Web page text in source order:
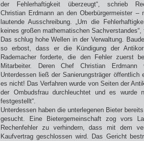
der Fehlerhaftigkeit überzeugt“, schrieb
Christian Erdmann an den Oberbürgermeister –
lautende Ausschreibung. „Um die
keines großen mathematischen
Das schlug hohe Wellen in der Verwaltung.
so erbost, dass er die Kündigung der
Rademacher forderte, die den Fehler zuerst
Mitarbeiter. Deren Chef Christian Erdmann
Unterdessen ließ der Sanierungsträger öffentlich
es nicht! Das Verfahren wurde von Seiten der
der Ombudsfrau durchleuchtet und es wurde
festgestellt“.
Unterdessen haben die unterlegenen Bieter
gesucht. Eine Bietergemeinschaft zog vors
Rechenfehler zu verhindern, dass mit dem
Kaufvertrag geschlossen wird. Das Gericht